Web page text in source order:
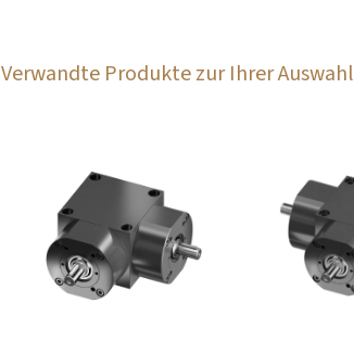
Verwandte Produkte zur Ihrer Auswahl